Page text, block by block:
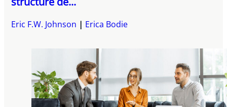
Eric F.W. Johnson Erica Bodie